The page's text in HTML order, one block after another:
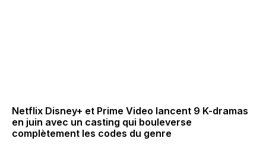
Netflix Disney+ et Prime Video lancent 9 K-dramas
en juin avec un casting qui bouleverse
complètement les codes du genre